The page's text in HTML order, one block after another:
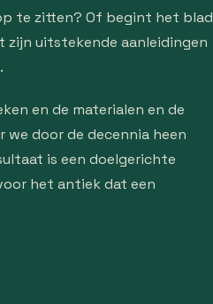
te zitten? Of begint het blad
uitstekende aanleidingen
en de materialen en de
we door de decennia heen
is een doelgerichte
het antiek dat een